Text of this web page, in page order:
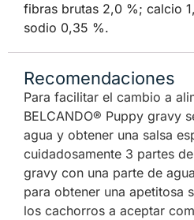
fibras brutas 2,0 %; calcio
sodio 0,35 %.
Recomendaciones
Para facilitar el cambio a
BELCANDO® Puppy gravy
agua y obtener una salsa
cuidadosamente 3 partes
gravy con una parte de
para obtener una apetitosa
los cachorros a aceptar